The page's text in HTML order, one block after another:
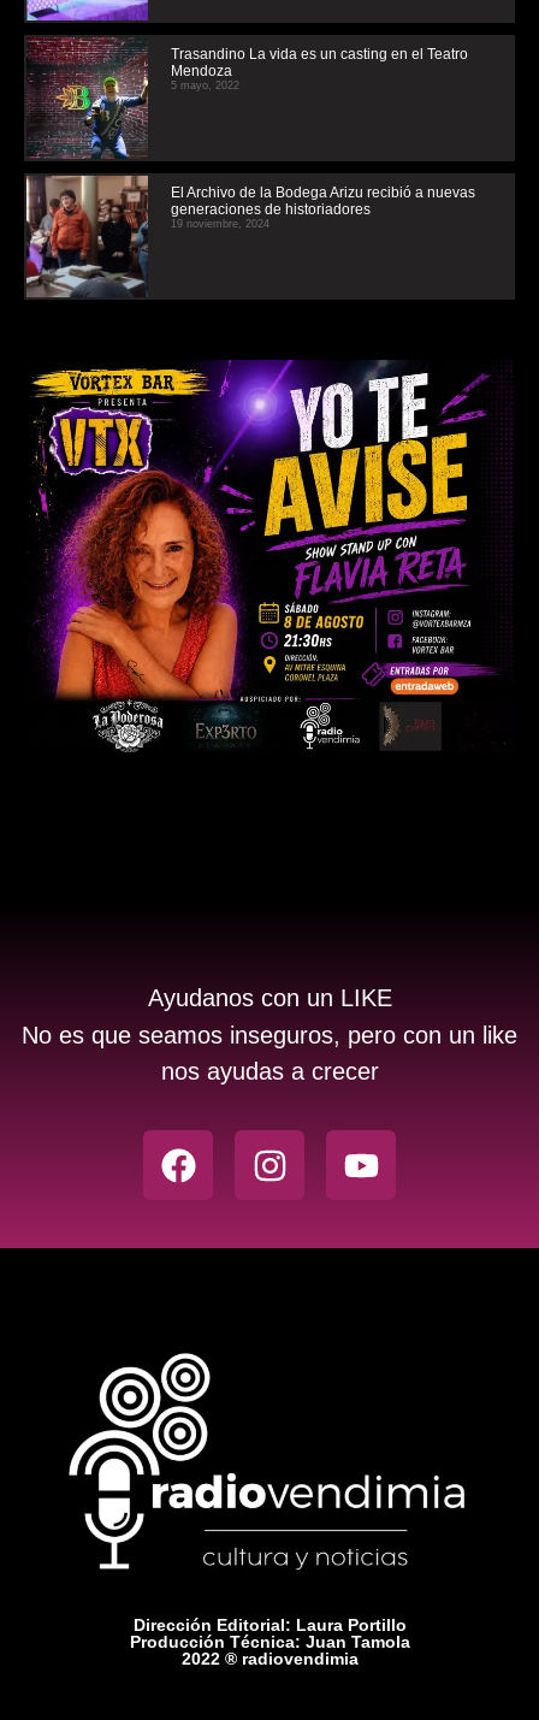
Trasandino La vida es un casting en el Teatro
Mendoza
5 mayo, 2022
El Archivo de la Bodega Arizu recibió a nuevas
generaciones de historiadores
19 noviembre, 2024
Ayudanos con un LIKE
No es que seamos inseguros, pero con un like
nos ayudas a crecer
Dirección Editorial: Laura Portillo
Producción Técnica: Juan Tamola
2022 ® radiovendimia